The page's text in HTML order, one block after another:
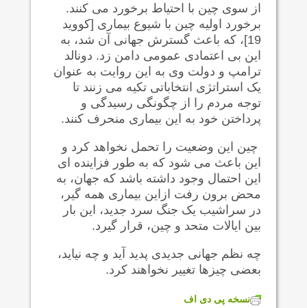
از سوی چین با احتیاط برخورد می کنند.
برخورد اولیه چین با شیوع بیماری [کووید
19]، که باعث گسترش جهانی آن شد، به
این بی اعتمادی عمومی دامن زد. دونالد
ترامپ و دولت وی به این روایت به عنوان
یک استراتژی انتخاباتی تکیه می زنند تا
توجه مردم را از چگونگی رسیدگی و
پرداختن خود به این بیماری منحرف کنند.
چین این وضعیت را تحمل نخواهد کرد و
این باعث می شود که به طور فزاینده ای
این احتمال وجود داشته باشد که جهان، به
محض برون رفت ازاین بیماری همه گیر،
در سراشیب یک جنگ سرد جدید، این بار
بین ایالات متحد و چین، قرار گیرد.
چه نظم جهانی جدیدی پدید آید و چه نیاید،
بعضی چیزها تغییر نخواهند کرد.
نسخه پی دی اف